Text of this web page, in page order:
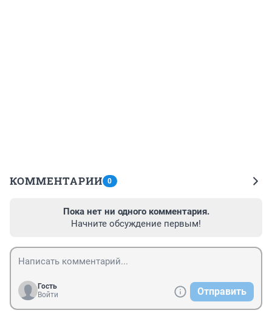
КОММЕНТАРИИ 0
Пока нет ни одного комментария.
Начните обсуждение первым!
Гость
Войти
Отправить